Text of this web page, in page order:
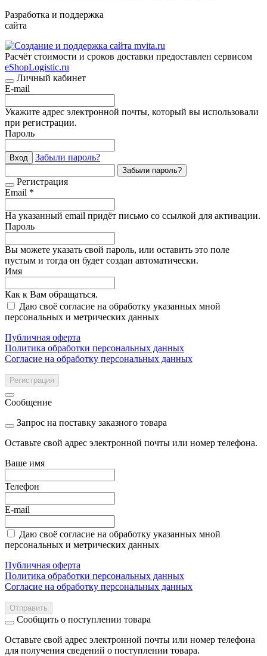
Разработка и поддержка
сайта
Расчёт стоимости и сроков доставки предоставлен сервисом
eShopLogistic.ru
Личный кабинет
E-mail
Укажите адрес электронной почты, который вы использовали
при регистрации.
Пароль
Вход Забыли пароль?
Забыли пароль?
Регистрация
Email *
На указанный email придёт письмо со ссылкой для активации.
Пароль
Вы можете указать свой пароль, или оставить это поле
пустым и тогда он будет создан автоматически.
Имя
Как к Вам обращаться.
Даю своё согласие на обработку указанных мной
персональных и метрических данных
Публичная оферта
Политика обработки персональных данных
Согласие на обработку персональных данных
Регистрация
Сообщение
Запрос на поставку заказного товара
Оставьте свой адрес электронной почты или номер телефона.
Ваше имя
Телефон
E-mail
Даю своё согласие на обработку указанных мной
персональных и метрических данных
Публичная оферта
Политика обработки персональных данных
Согласие на обработку персональных данных
Отправить
Сообщить о поступлении товара
Оставьте свой адрес электронной почты или номер телефона
для получения сведений о поступлении товара.